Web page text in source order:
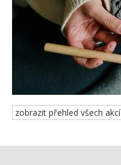
zobrazit přehled všech akcí